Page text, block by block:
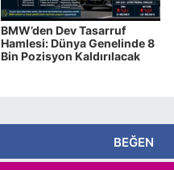
BMW’den Dev Tasarruf
Hamlesi: Dünya Genelinde 8
Bin Pozisyon Kaldırılacak
BEĞEN